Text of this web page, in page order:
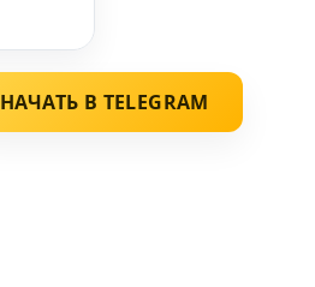
НАЧАТЬ В TELEGRAM